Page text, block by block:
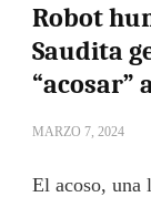
Robot
Saudita
“acosar”
MARZO 7, 2024
El acoso, una